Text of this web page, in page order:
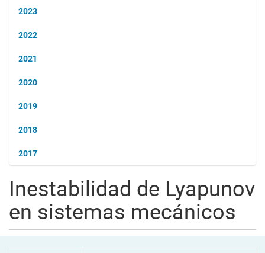
2023
2022
2021
2020
2019
2018
2017
Inestabilidad de Lyapunov
en sistemas mecánicos